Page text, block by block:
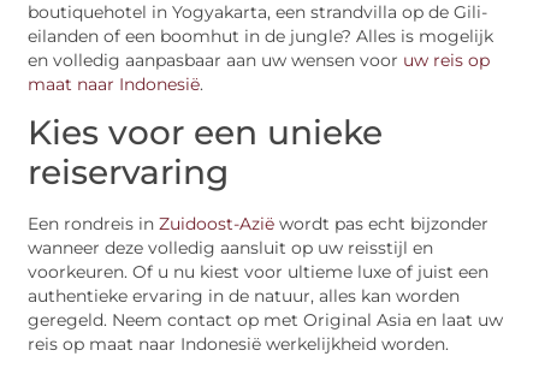
boutiquehotel in Yogyakarta, een strandvilla op de Gili-
eilanden of een boomhut in de jungle? Alles is mogelijk
en volledig aanpasbaar aan uw wensen voor uw reis op
maat naar Indonesië.
Kies voor een unieke
reiservaring
Een rondreis inZuidoost-Azië wordt pas echt bijzonder
wanneer deze volledig aansluit op uw reisstijl en
voorkeuren. Of u nu kiest voor ultieme luxe of juist een
authentieke ervaring in de natuur, alles kan worden
geregeld. Neem contact op met Original Asia en laat uw
reis op maat naar Indonesië werkelijkheid worden.